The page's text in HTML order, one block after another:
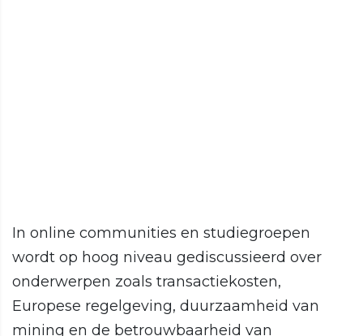
In online communities en studiegroepen
wordt op hoog niveau gediscussieerd over
onderwerpen zoals transactiekosten,
Europese regelgeving, duurzaamheid van
mining en de betrouwbaarheid van